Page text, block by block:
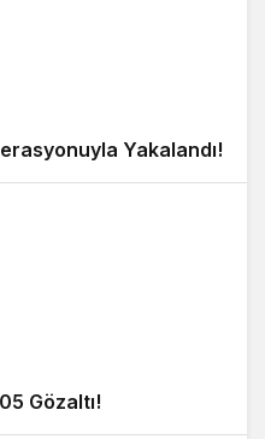
Yakalandı!
Gözaltı!